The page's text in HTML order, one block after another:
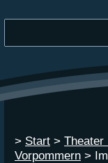
> Start > Theater
Vorpommern >